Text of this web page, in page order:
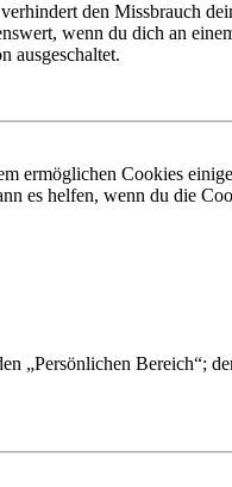
den Missbrauch
wenn du dich an
ausgeschaltet.
ermöglichen Cookies
es helfen, wenn du die
„Persönlichen Bereich“;